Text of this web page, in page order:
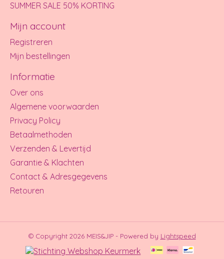
SUMMER SALE 50% KORTING
Mijn account
Registreren
Mijn bestellingen
Informatie
Over ons
Algemene voorwaarden
Privacy Policy
Betaalmethoden
Verzenden & Levertijd
Garantie & Klachten
Contact & Adresgegevens
Retouren
© Copyright 2026 MEIS&JIP - Powered by Lightspeed